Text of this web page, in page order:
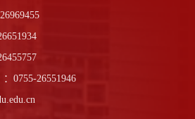
0755-26551946